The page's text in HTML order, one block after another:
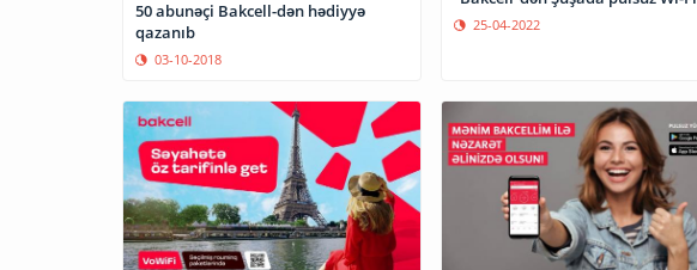
50 abunəçi Bakcell-dən hədiyyə
qazanıb
03-10-2018
25-04-2022